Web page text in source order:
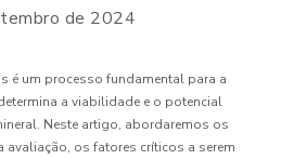
de 2024
é um processo fundamental para a
a viabilidade e o potencial
Neste artigo, abordaremos os
os fatores críticos a serem